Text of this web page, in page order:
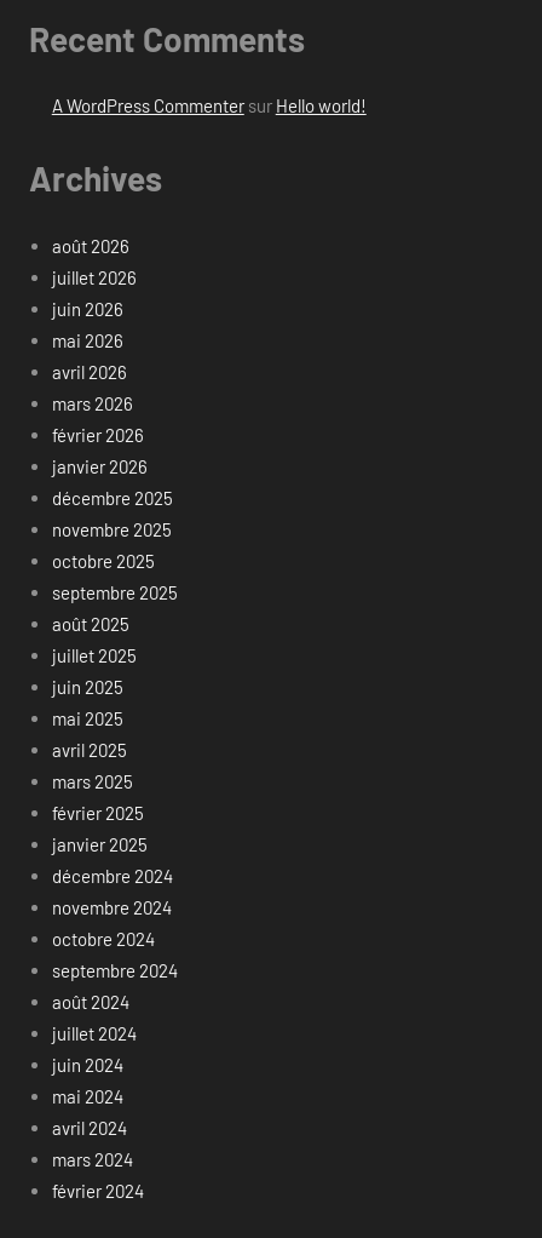
Recent Comments
A WordPress Commentersur Hello world!
Archives
août 2026
juillet 2026
juin 2026
mai 2026
avril 2026
mars 2026
février 2026
janvier 2026
décembre 2025
novembre 2025
octobre 2025
septembre 2025
août 2025
juillet 2025
juin 2025
mai 2025
avril 2025
mars 2025
février 2025
janvier 2025
décembre 2024
novembre 2024
octobre 2024
septembre 2024
août 2024
juillet 2024
juin 2024
mai 2024
avril 2024
mars 2024
février 2024